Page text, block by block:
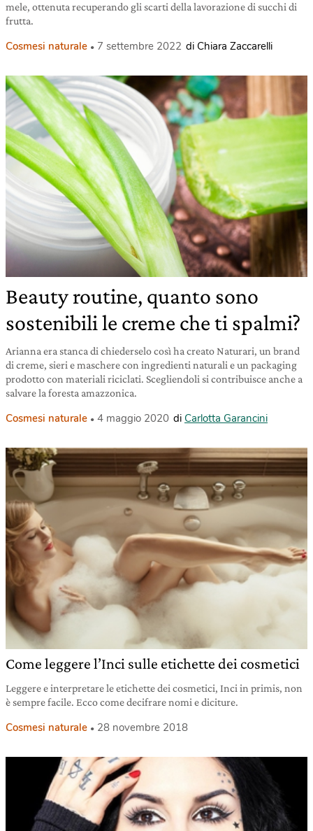
mele, ottenuta recuperando gli scarti della lavorazione di succhi di
frutta.
Cosmesi naturale 7 settembre 2022 di Chiara Zaccarelli
Beauty routine, quanto sono
sostenibili le creme che ti spalmi?
Arianna era stanca di chiederselo così ha creato Naturari, un brand
di creme, sieri e maschere con ingredienti naturali e un packaging
prodotto con materiali riciclati. Scegliendoli si contribuisce anche a
salvare la foresta amazzonica.
Cosmesi naturale 4 maggio 2020 di Carlotta Garancini
Come leggere l’Inci sulle etichette dei cosmetici
Leggere e interpretare le etichette dei cosmetici, Inci in primis, non
è sempre facile. Ecco come decifrare nomi e diciture.
Cosmesi naturale 28 novembre 2018